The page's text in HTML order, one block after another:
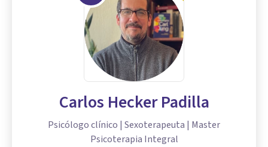
Carlos Hecker Padilla
Psicólogo clínico | Sexoterapeuta | Master
Psicoterapia Integral